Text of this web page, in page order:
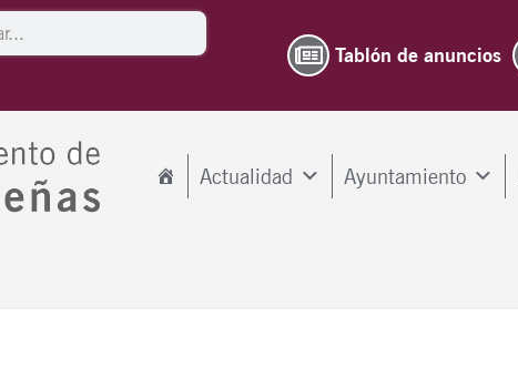
Tablón de anuncios
Actualidad Ayuntamiento